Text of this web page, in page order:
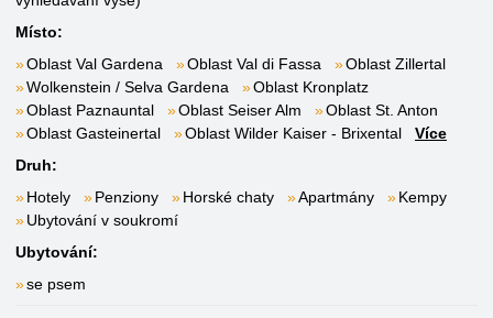
Místo:
Oblast Val Gardena
Oblast Val di Fassa
Oblast Zillertal
Wolkenstein / Selva Gardena
Oblast Kronplatz
Oblast Paznauntal
Oblast Seiser Alm
Oblast St. Anton
Oblast Gasteinertal
Oblast Wilder Kaiser - Brixental
Více
Druh:
Hotely
Penziony Horské chaty Apartmány
Kempy
Ubytování v soukromí
Ubytování:
se psem